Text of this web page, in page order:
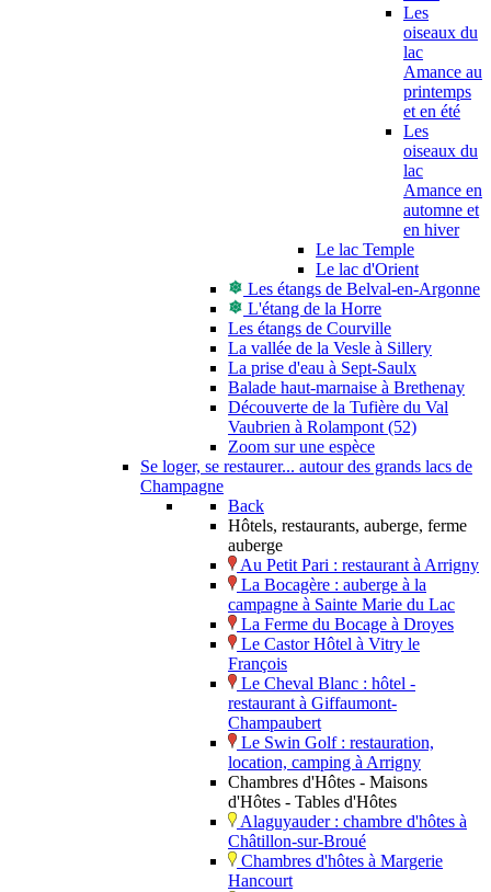
Les
oiseaux du
lac
Amance au
printemps
et en été
Les
oiseaux du
lac
Amance en
automne et
en hiver
Le lac Temple
Le lac d'Orient
Les étangs de Belval-en-Argonne
L'étang de la Horre
Les étangs de Courville
La vallée de la Vesle à Sillery
La prise d'eau à Sept-Saulx
Balade haut-marnaise à Brethenay
Découverte de la Tufière du Val
Vaubrien à Rolampont (52)
Zoom sur une espèce
Se loger, se restaurer... autour des grands lacs de
Champagne
Back
Hôtels, restaurants, auberge, ferme
auberge
Au Petit Pari : restaurant à Arrigny
La Bocagère : auberge à la
campagne à Sainte Marie du Lac
La Ferme du Bocage à Droyes
Le Castor Hôtel à Vitry le
François
Le Cheval Blanc : hôtel -
restaurant à Giffaumont-
Champaubert
Le Swin Golf : restauration,
location, camping à Arrigny
Chambres d'Hôtes - Maisons
d'Hôtes - Tables d'Hôtes
Alaguyauder : chambre d'hôtes à
Châtillon-sur-Broué
Chambres d'hôtes à Margerie
Hancourt